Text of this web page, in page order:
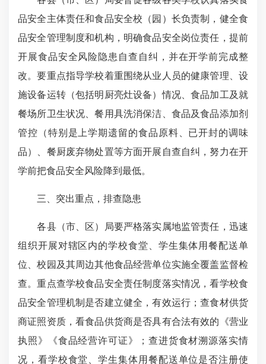
品安全主体责任和食品安全校（园）长负责制，健全食
品安全管理制度和机构，明确食品安全岗位责任，提前
开展食品安全风险隐患自查自纠，并在开学前完成整
改。要重点指导学校着重围绕从业人员的健康管理、设
施设备运转（包括明厨亮灶设备）情况、食品加工及就
餐场所卫生状况、餐用具洗消保洁、食品及食品添加剂
管控（特别是上学期遗留的食品原料、已开封的调味
品）、餐厨废弃物处置等方面开展自查自纠，努力在开
学前把食品安全风险降到最低。
三、突出重点，排查隐患
各县（市、区）局要严格落实属地监管责任，迅速
组织开展对辖区内的学校食堂、学生集体用餐配送单
位、校园及其周边其他食品经营单位实施全覆盖监督检
查。重点查学校食品安全责任制度落实情况，看学校食
品安全管理机制是否建立健全，有效运行；查食材供货
商证照资质，看食品供货商是否具有合法有效的《营业
执照》《食品经营许可证》；查进货食材溯源落实情
况，看学校食堂、学生集体用餐配送单位是否注册使